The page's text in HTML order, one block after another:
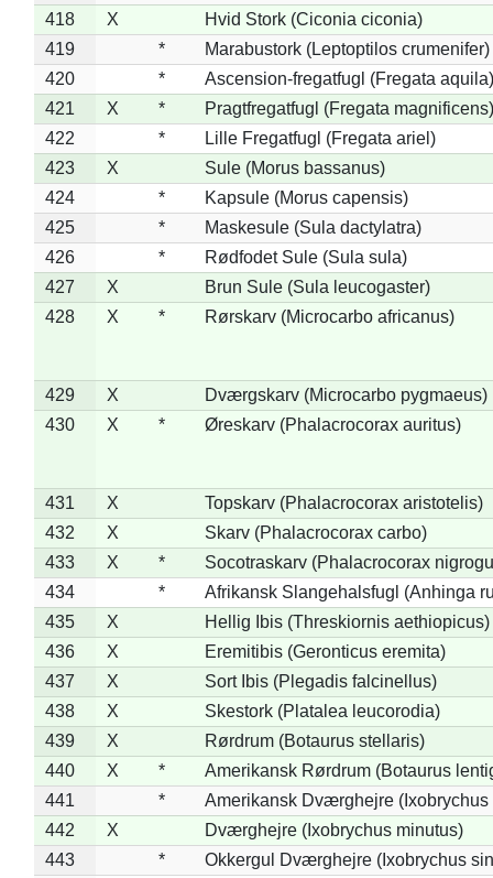
418
X
Hvid Stork (Ciconia ciconia)
419
*
Marabustork (Leptoptilos crumenifer)
420
*
Ascension-fregatfugl (Fregata aquila)
421
X *
Pragtfregatfugl (Fregata magnificens)
422
*
Lille Fregatfugl (Fregata ariel)
423
X
Sule (Morus bassanus)
424
*
Kapsule (Morus capensis)
425
*
Maskesule (Sula dactylatra)
426
*
Rødfodet Sule (Sula sula)
427
X
Brun Sule (Sula leucogaster)
428
X * Rørskarv (Microcarbo africanus)
429 X
Dværgskarv (Microcarbo pygmaeus)
430
X * Øreskarv (Phalacrocorax auritus)
431 X
Topskarv (Phalacrocorax aristotelis)
432
X
Skarv (Phalacrocorax carbo)
433
X *
Socotraskarv (Phalacrocorax
434
*
Afrikansk Slangehalsfugl (Anhinga
435
X
Hellig Ibis (Threskiornis aethiopicus)
436
X
Eremitibis (Geronticus eremita)
437
X
Sort Ibis (Plegadis falcinellus)
438
X
Skestork (Platalea leucorodia)
439
X
Rørdrum (Botaurus stellaris)
440
X *
Amerikansk Rørdrum (Botaurus
441
*
Amerikansk Dværghejre (Ixobrychus
442
X
Dværghejre (Ixobrychus minutus)
443
* Okkergul Dværghejre (Ixobrychus